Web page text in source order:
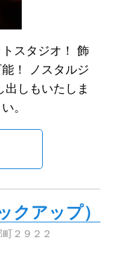
スタジオ！ 飾
！ ノスタルジ
出しもいたしま
。
クアップ）
２９２２